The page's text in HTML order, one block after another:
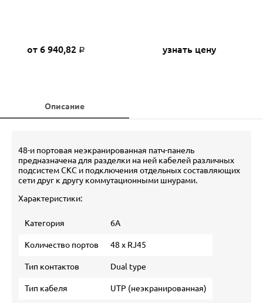
от 6 940,82 Р узнать цену
Описание
48-и портовая неэкранированная патч-панель
предназначена для разделки на ней кабелей различных
подсистем СКС и подключения отдельных составляющих
сети друг к другу коммутационными шнурами.
Характеристики:
Категория 6А
Количество портов 48 х RJ45
Тип контактов Dual type
Тип кабеля UTP (неэкранированная)